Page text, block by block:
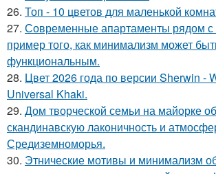
26. Топ - 10 цветов для маленькой
27. Современные апартаменты рядом
пример того, как минимализм может
функциональным.
28. Цвет 2026 года по версии Sherwin -
Universal Khaki.
29. Дом творческой семьи на майорке
скандинавскую лаконичность и
Средиземноморья.
30. Этнические мотивы и минимализм